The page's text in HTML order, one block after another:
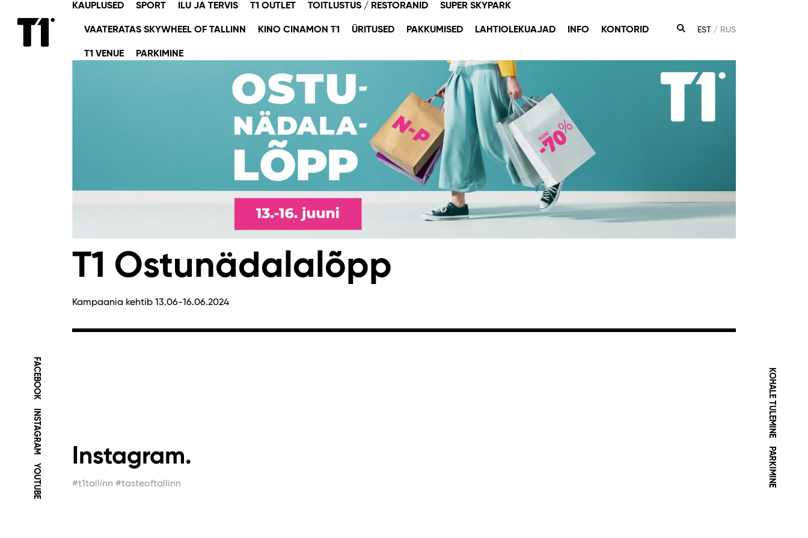
OTSING
EST RUS
KAUPLUSED SPORT ILU JA TERVIS T1 OUTLET TOITLUSTUS / RESTORANID SUPER SKYPARK
VAATERATAS SKYWHEEL OF TALLINN KINO CINAMON T1 ÜRITUSED PAKKUMISED LAHTIOLEKUAJAD INFO KONTORID
T1 VENUE PARKIMINE
FACEBOOK
INSTAGRAM
YOUTUBE
KOHALE TULEMINE
PARKIMINE
T1 Ostunädalalõpp
Kampaania kehtib 13.06-16.06.2024
Instagram.
#t1tallinn #tasteoftallinn